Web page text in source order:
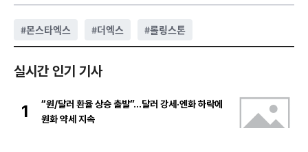
#몬스타엑스 #더엑스 #롤링스톤
실시간 인기 기사
1
“원/달러 환율 상승 출발”…달러 강세·엔화 하락에
원화 약세 지속